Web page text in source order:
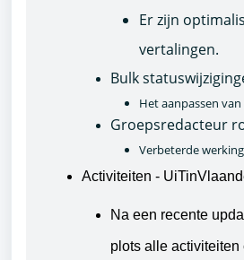
Er zijn
vertalingen.
Bulk
Het aanpassen
Groepsredacteur
Verbeterde
Activiteiten -
Na een recente
plots alle